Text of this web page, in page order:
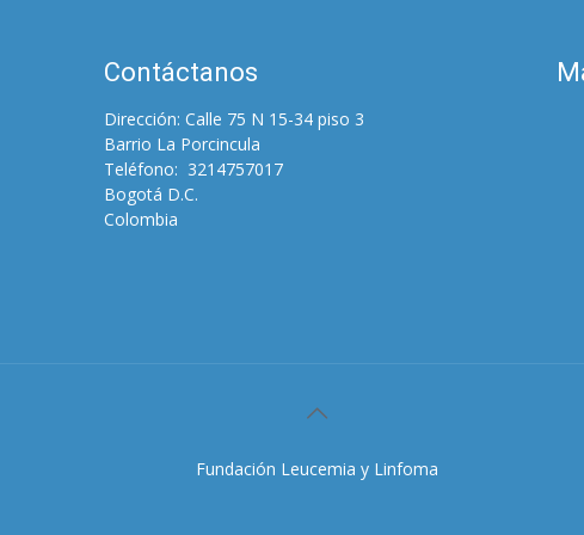
Contáctanos
Dirección: Calle 75 N 15-34 piso 3
Barrio La Porcincula
Teléfono: 3214757017
Bogotá D.C.
Colombia
Fundación Leucemia y Linfoma